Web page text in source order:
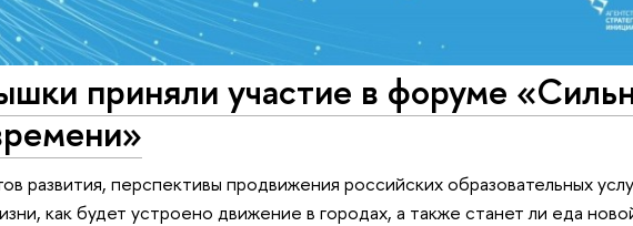
приняли участие в форуме
развития, перспективы продвижения российских образовательных
как будет устроено движение в городах, а также станет ли еда